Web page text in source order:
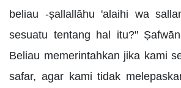
beliau -ṣallallāhu 'alaihi wa
sesuatu tentang hal itu?"
Beliau memerintahkan jika kami
safar, agar kami tidak